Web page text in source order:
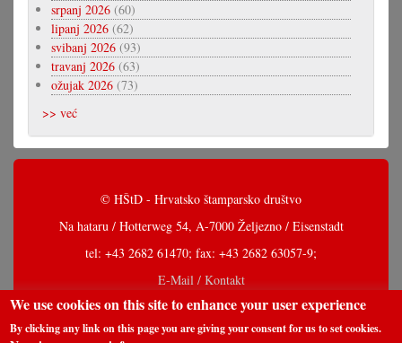
srpanj 2026 (60)
lipanj 2026 (62)
svibanj 2026 (93)
travanj 2026 (63)
ožujak 2026 (73)
>> već
© HŠtD - Hrvatsko štamparsko društvo
Na hataru / Hotterweg 54, A-7000 Željezno / Eisenstadt
tel: +43 2682 61470; fax: +43 2682 63057-9;
E-Mail / Kontakt
We use cookies on this site to enhance your user experience
By clicking any link on this page you are giving your consent for us to set cookies.